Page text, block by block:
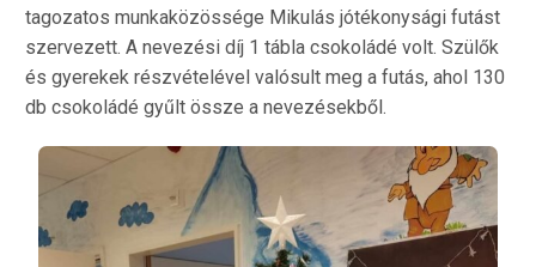
tagozatos munkaközössége Mikulás jótékonysági futást
szervezett. A nevezési díj 1 tábla csokoládé volt. Szülők
és gyerekek részvételével valósult meg a futás, ahol 130
db csokoládé gyűlt össze a nevezésekből.